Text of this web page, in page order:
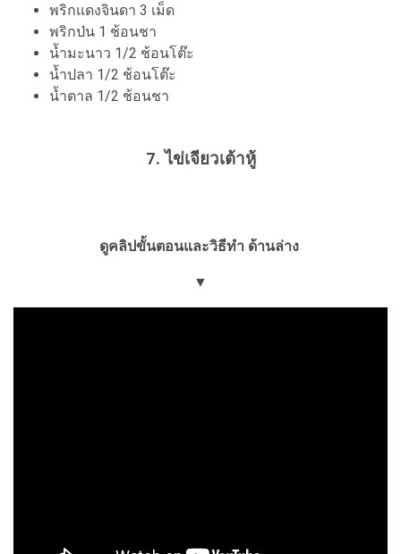
พริกแดงจินดา 3 เม็ด
พริกป่น 1 ช้อนชา
น้ำมะนาว 1/2 ช้อนโต๊ะ
น้ำปลา 1/2 ช้อนโต๊ะ
น้ำตาล 1/2 ช้อนชา
7. ไข่เจียวเต้าหู้
ดูคลิปขั้นตอนและวิธีทำ ด้านล่าง
▼